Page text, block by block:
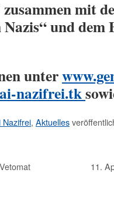
mit
Nazis“ und
unter
nazifrei.tk
Nazifrei, Aktuelles
11.